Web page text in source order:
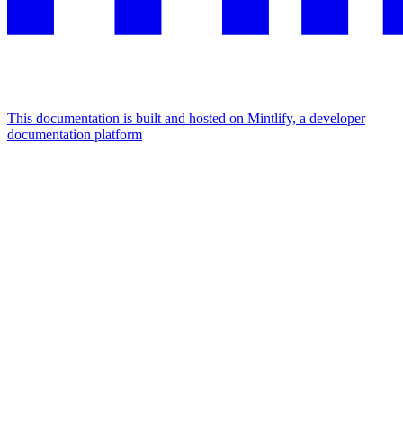
This documentation is built and hosted on Mintlify, a developer
documentation platform